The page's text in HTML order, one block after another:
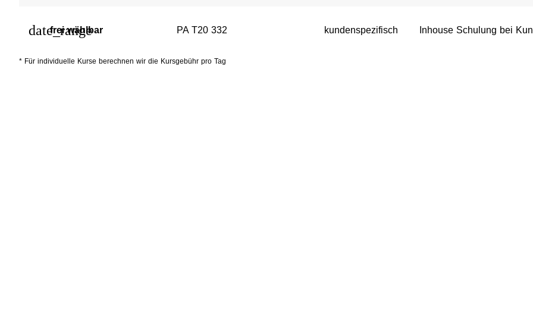
date_range
frei wählbar PA T20 332 kundenspezifisch Inhouse Schulung bei
* Für individuelle Kurse berechnen wir die Kursgebühr pro Tag